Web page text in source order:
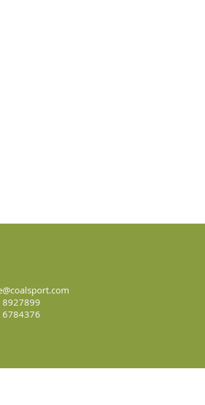
8927899
6784376